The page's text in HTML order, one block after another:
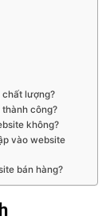
chất lượng?
công?
không?
vào website
bán hàng?